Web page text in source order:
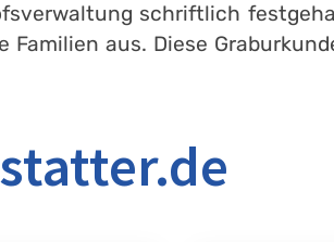
schriftlich
aus. Diese